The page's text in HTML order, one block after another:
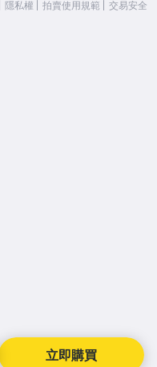
立即購買
隱私權 拍賣使用規範 交易安全